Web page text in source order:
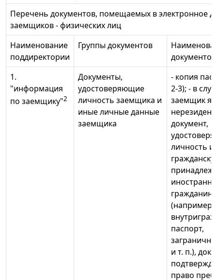
Перечень документов, помещаемых в электронное
заемщиков - физических лиц
Наименование
поддиректории
Группы документов
документов
1.
"информация
по заемщику"2
Документы,
удостоверяющие
личность заемщика и
иные личные данные
заемщика
- копия
2-3); - в
заемщик
документ,
личность и
гражданина
(например,
паспорт,
и т. п.),
право